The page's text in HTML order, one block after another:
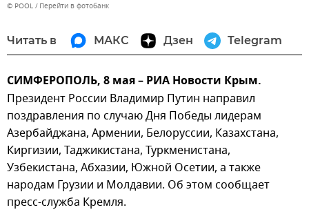
© POOL Перейти в фотобанк
Читать в МАКС Дзен Telegram
СИМФЕРОПОЛЬ, 8 мая – РИА Новости Крым.
Президент России Владимир Путин направил
поздравления по случаю Дня Победы лидерам
Азербайджана, Армении, Белоруссии, Казахстана,
Киргизии, Таджикистана, Туркменистана,
Узбекистана, Абхазии, Южной Осетии, а также
народам Грузии и Молдавии. Об этом сообщает
пресс-служба Кремля.